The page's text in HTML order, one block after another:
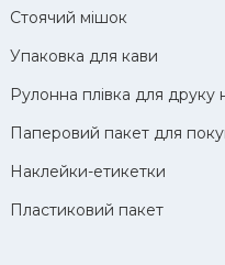
Стоячий мішок
Упаковка для кави
Рулонна плівка для друку
Паперовий пакет для
Наклейки-етикетки
Пластиковий пакет